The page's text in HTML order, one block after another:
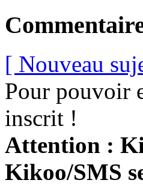
[ Nouveau
Pour pouvoir
inscrit !
Attention :
Kikoo/SMS